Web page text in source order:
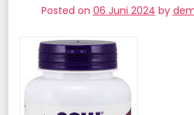
Posted on 06 Juni 2024 by